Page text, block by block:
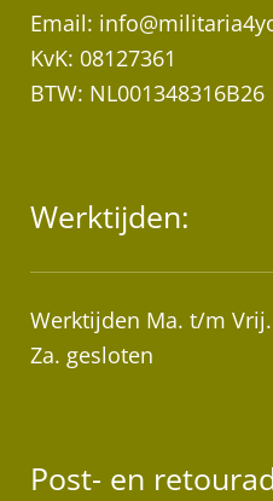
Email:
KvK: 08127361
BTW: NL001348316B26
Werktijden:
Werktijden Ma. t/m
Za. gesloten
Post- en